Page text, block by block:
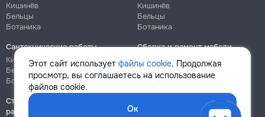
Этот сайт использует файлы cookie. Продолжая
просмотр, вы соглашаетесь на использование
файлов cookie.
Ок
Кишинёв
Бельцы
Ботаника
Кишинёв
Бельцы
Ботаника
Сантехнические работы
Кишинёв
Бельцы
Ботаника
Сборка и ремонт мебели
Кишинёв
Ботаника
Строительно-монтажные
работы